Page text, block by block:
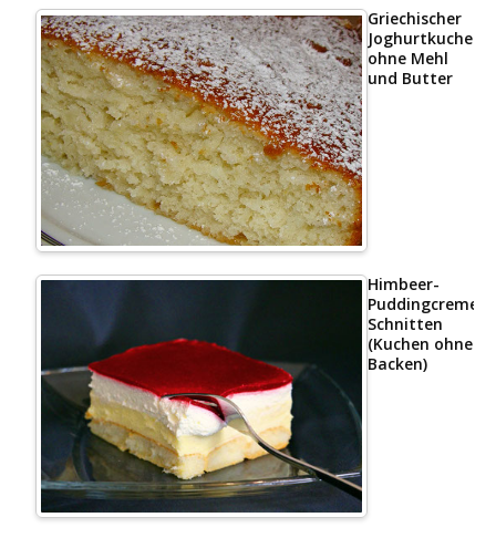
Griechischer
Joghurtkuchen
ohne Mehl
und Butter
Himbeer-
Puddingcreme
Schnitten
(Kuchen ohne
Backen)